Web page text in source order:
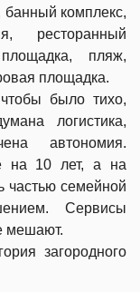
банный комплекс,
ресторанный
пляж,
площадка.
чтобы было тихо,
логистика,
автономия.
на 10 лет, а на
частью семейной
Сервисы
мешают.
загородного